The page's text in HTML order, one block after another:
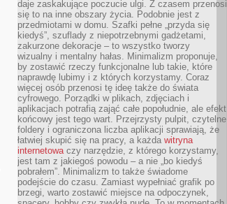
daje zaskakujące poczucie ulgi. Z czasem przenosi
się to na inne obszary życia. Podobnie jest z
przedmiotami w domu. Szafki pełne „przyda się
kiedyś”, szuflady z niepotrzebnymi gadżetami,
zakurzone dekoracje – to wszystko tworzy
wizualny i mentalny hałas. Minimalizm proponuje,
by zostawić rzeczy funkcjonalne lub takie, które
naprawdę lubimy i z których korzystamy. Coraz
więcej osób przenosi tę ideę także do świata
cyfrowego. Porządki w plikach, zdjęciach i
aplikacjach potrafią zająć całe popołudnie, ale efekt
końcowy jest tego wart. Przejrzysty pulpit, czytelne
foldery i ograniczona liczba aplikacji sprawiają, że
łatwiej skupić się na pracy, a każda witryna
internetowaczy narzędzie, z którego korzystamy,
jest tam z jakiegoś powodu – a nie „bo kiedyś
pobrałem”. Minimalizm to także świadome
podejście do czasu. Zamiast wypełniać grafik po
brzegi, warto zostawić miejsce na odpoczynek,